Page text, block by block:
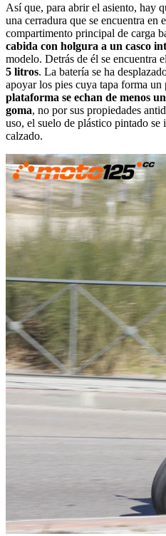
Así que, para abrir el asiento, hay
una cerradura que se encuentra
compartimento principal de carga
cabida con holgura a un casco
modelo. Detrás de él se encuentra
5 litros. La batería se ha
apoyar los pies cuya tapa forma un
plataforma se echan de menos
goma, no por sus propiedades
uso, el suelo de plástico pintado
calzado.